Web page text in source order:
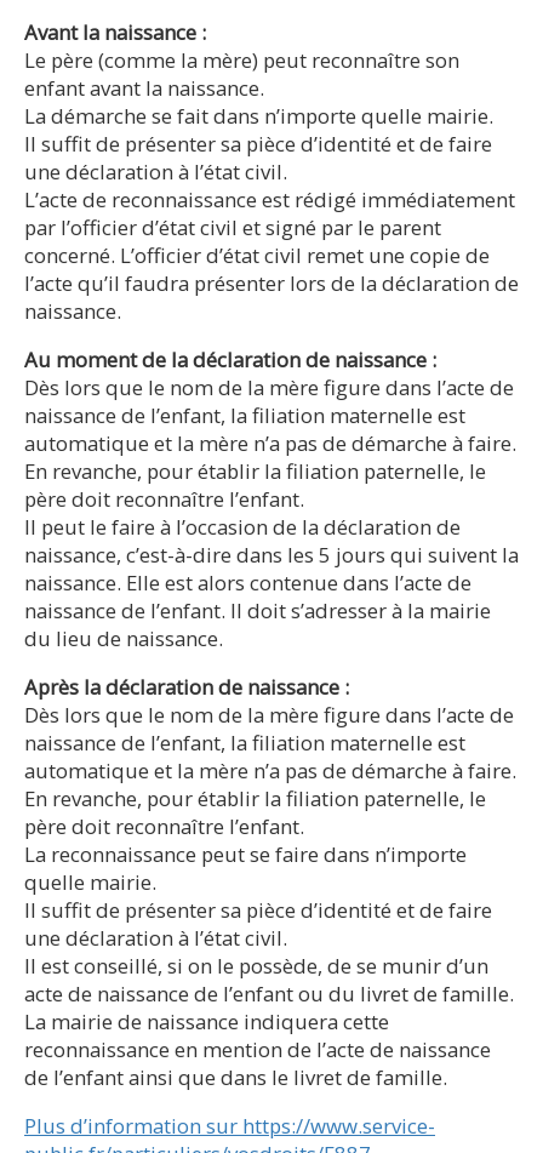
Avant la naissance :
Le père (comme la mère) peut reconnaître son
enfant avant la naissance.
La démarche se fait dans n’importe quelle mairie.
Il suffit de présenter sa pièce d’identité et de faire
une déclaration à l’état civil.
L’acte de reconnaissance est rédigé immédiatement
par l’officier d’état civil et signé par le parent
concerné. L’officier d’état civil remet une copie de
l’acte qu’il faudra présenter lors de la déclaration de
naissance.
Au moment de la déclaration de naissance :
Dès lors que le nom de la mère figure dans l’acte de
naissance de l’enfant, la filiation maternelle est
automatique et la mère n’a pas de démarche à faire.
En revanche, pour établir la filiation paternelle, le
père doit reconnaître l’enfant.
Il peut le faire à l’occasion de la déclaration de
naissance, c’est-à-dire dans les 5 jours qui suivent la
naissance. Elle est alors contenue dans l’acte de
naissance de l’enfant. Il doit s’adresser à la mairie
du lieu de naissance.
Après la déclaration de naissance :
Dès lors que le nom de la mère figure dans l’acte de
naissance de l’enfant, la filiation maternelle est
automatique et la mère n’a pas de démarche à faire.
En revanche, pour établir la filiation paternelle, le
père doit reconnaître l’enfant.
La reconnaissance peut se faire dans n’importe
quelle mairie.
Il suffit de présenter sa pièce d’identité et de faire
une déclaration à l’état civil.
Il est conseillé, si on le possède, de se munir d’un
acte de naissance de l’enfant ou du livret de famille.
La mairie de naissance indiquera cette
reconnaissance en mention de l’acte de naissance
de l’enfant ainsi que dans le livret de famille.
Plus d’information sur https://www.service-